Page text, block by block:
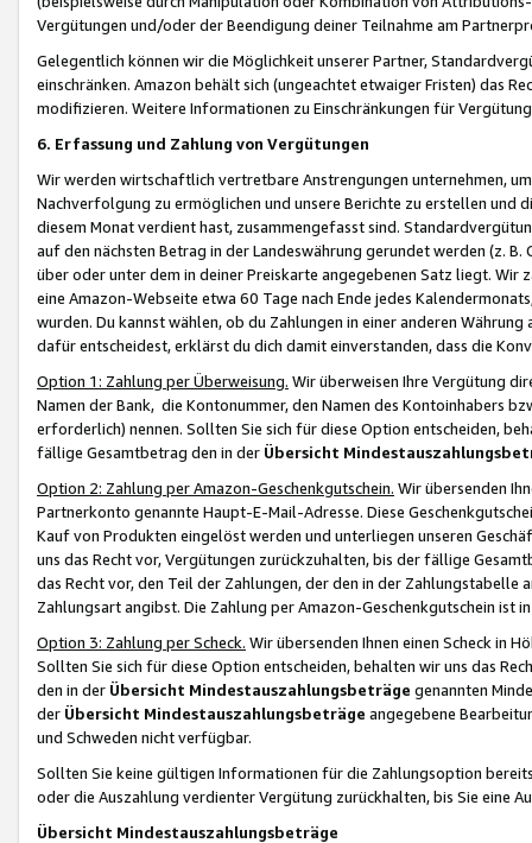
Vergütungen und/oder der Beendigung deiner Teilnahme am
Gelegentlich können wir die Möglichkeit unserer Partner,
einschränken. Amazon behält sich (ungeachtet etwaiger Fristen) das
modifizieren. Weitere Informationen zu Einschränkungen für
6. Erfassung und Zahlung von Vergütungen
Wir werden wirtschaftlich vertretbare Anstrengungen unternehmen,
Nachverfolgung zu ermöglichen und unsere Berichte zu erstellen und
diesem Monat verdient hast, zusammengefasst sind.
auf den nächsten Betrag in der Landeswährung gerundet werden (z.
über oder unter dem in deiner Preiskarte angegebenen Satz liegt.
eine Amazon-Webseite etwa 60 Tage nach Ende jedes
wurden. Du kannst wählen, ob du Zahlungen in einer anderen
dafür entscheidest, erklärst du dich damit einverstanden, dass die
Option 1: Zahlung per Überweisung. Wir überweisen Ihre Vergütung
Namen der Bank, die Kontonummer, den Namen des Kontoinhabers
erforderlich) nennen. Sollten Sie sich für diese Option entscheiden,
fällige Gesamtbetrag den in der Übersicht
Option 2: Zahlung per Amazon-Geschenkgutschein. Wir übersenden
Partnerkonto genannte Haupt-E-Mail-Adresse. Diese
Kauf von Produkten eingelöst werden und unterliegen unseren
uns das Recht vor, Vergütungen zurückzuhalten, bis der fällige
das Recht vor, den Teil der Zahlungen, der den in der
Zahlungsart angibst. Die Zahlung per Amazon-Geschenkgutschein ist
Option 3: Zahlung per Scheck. Wir übersenden Ihnen einen Scheck in
Sollten Sie sich für diese Option entscheiden, behalten wir uns das
den in der Übersicht Mindestauszahlungsbeträge genannten
der Übersicht Mindestauszahlungsbeträge angegebene
und Schweden nicht verfügbar.
Sollten Sie keine gültigen Informationen für die Zahlungsoption
oder die Auszahlung verdienter Vergütung zurückhalten, bis Sie
Übersicht Mindestauszahlungsbeträge